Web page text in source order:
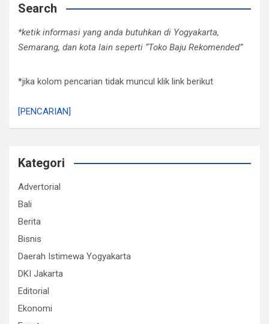
Search
*ketik informasi yang anda butuhkan di Yogyakarta,
Semarang, dan kota lain seperti “Toko Baju Rekomended”
*jika kolom pencarian tidak muncul klik link berikut
[PENCARIAN]
Kategori
Advertorial
Bali
Berita
Bisnis
Daerah Istimewa Yogyakarta
DKI Jakarta
Editorial
Ekonomi